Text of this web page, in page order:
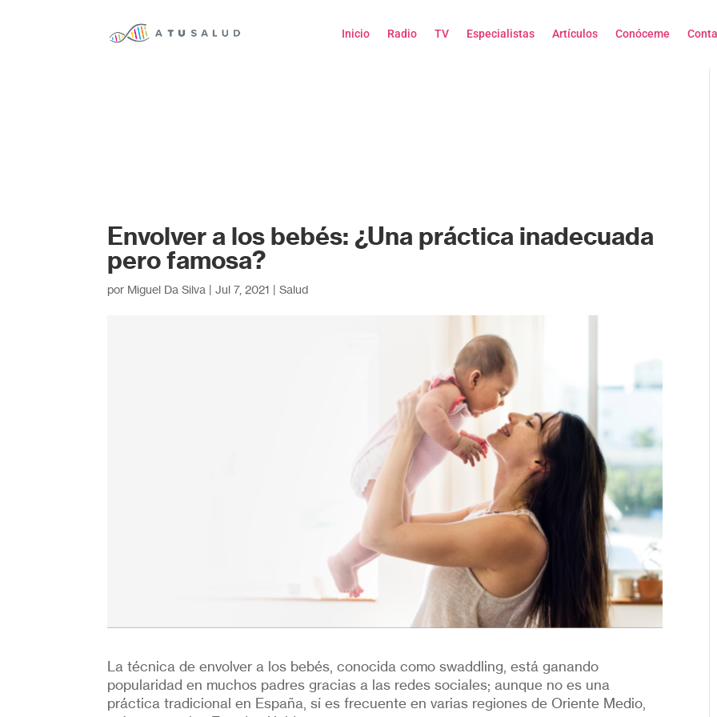
Inicio Radio TV Especialistas Artículos Conóceme
Envolver a los bebés: ¿Una práctica inadecuada
pero famosa?
por Miguel Da Silva |Jul 7, 2021 |Salud
La técnica de envolver a los bebés, conocida como swaddling, está ganando
popularidad en muchos padres gracias a las redes sociales; aunque no es una
práctica tradicional en España, sí es frecuente en varias regiones de Oriente Medio,